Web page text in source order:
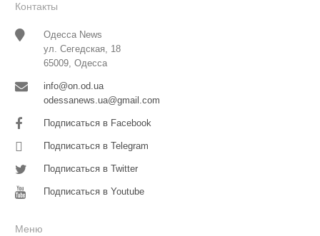
Контакты
Одесса News
ул. Сегедская, 18
65009, Одесса
info@on.od.ua
odessanews.ua@gmail.com
Подписаться в Facebook
Подписаться в Telegram
Подписаться в Twitter
Подписаться в Youtube
Меню